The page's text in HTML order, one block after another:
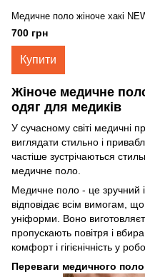
Медичне поло жіноче хакі
700 грн
Купити
Жіноче медичне
одяг для медиків
У сучасному світі медичні
виглядати стильно і
частіше зустрічаються
медичне поло.
Медичне поло - це зручний
відповідає всім вимогам,
уніформи. Воно
пропускають повітря і
комфорт і гігієнічність у
Переваги медичного